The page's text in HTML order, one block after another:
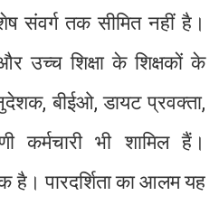
संवर्ग तक सीमित नहीं है।
उच्च शिक्षा के शिक्षकों के
बीईओ, डायट प्रवक्ता,
कर्मचारी भी शामिल हैं।
है। पारदर्शिता का आलम यह